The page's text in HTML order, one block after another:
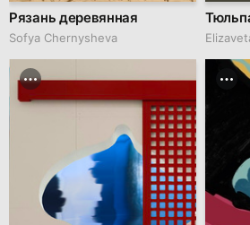
Рязань деревянная
Sofya Chernysheva